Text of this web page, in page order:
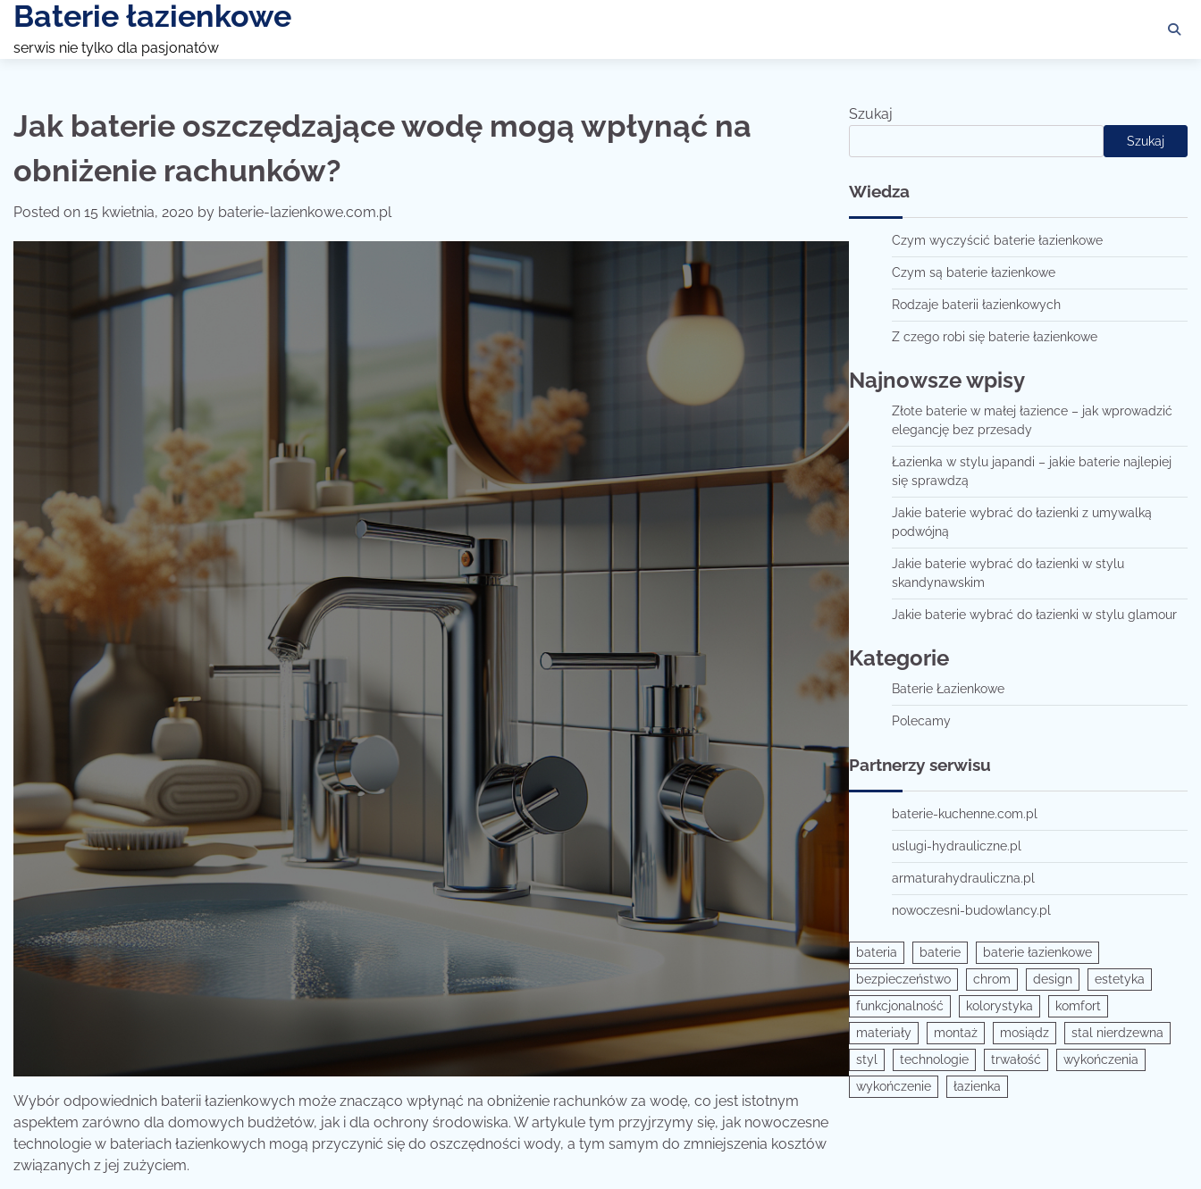
Skip
content
Baterie łazienkowe
serwis nie tylko dla pasjonatów
Jak baterie oszczędzające wodę mogą wpłynąć na
obniżenie rachunków?
Posted on 15 kwietnia, 2020 by baterie-lazienkowe.com.pl
Wybór odpowiednich baterii łazienkowych może znacząco wpłynąć na obniżenie rachunków za wodę, co jest istotnym
aspektem zarówno dla domowych budżetów, jak i dla ochrony środowiska. W artykule tym przyjrzymy się, jak nowoczesne
technologie w bateriach łazienkowych mogą przyczynić się do oszczędności wody, a tym samym do zmniejszenia kosztów
związanych z jej zużyciem.
Szukaj
Szukaj
Wiedza
Czym wyczyścić baterie łazienkowe
Czym są baterie łazienkowe
Rodzaje baterii łazienkowych
Z czego robi się baterie łazienkowe
Najnowsze wpisy
Złote baterie w małej łazience – jak wprowadzić
elegancję bez przesady
Łazienka w stylu japandi – jakie baterie najlepiej
się sprawdzą
Jakie baterie wybrać do łazienki z umywalką
podwójną
Jakie baterie wybrać do łazienki w stylu
skandynawskim
Jakie baterie wybrać do łazienki w stylu glamour
Kategorie
Baterie Łazienkowe
Polecamy
Partnerzy serwisu
baterie-kuchenne.com.pl
uslugi-hydrauliczne.pl
armaturahydrauliczna.pl
nowoczesni-budowlancy.pl
bateria baterie
baterie łazienkowe
bezpieczeństwo
chrom design
estetyka
funkcjonalność
kolorystyka
komfort
materiały
montaż mosiądz
stal nierdzewna
styl
technologie trwałość
wykończenia
wykończenie
łazienka